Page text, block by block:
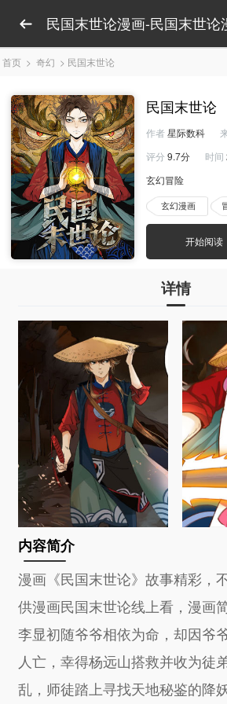
民国末世论漫画-民国末世
首页 > 奇幻 > 民国末世论
民国末世论
作者 星际数科
评分 9.7分 时间
玄幻冒险
玄幻漫画
开始阅读
详情
内容简介
漫画《民国末世论》故事精彩，
供漫画民国末世论线上看，漫画
李显初随爷爷相依为命，却因爷
人亡，幸得杨远山搭救并收为徒
乱，师徒踏上寻找天地秘鉴的降